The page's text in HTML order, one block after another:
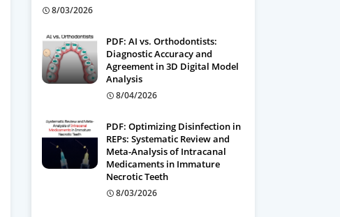
8/03/2026
PDF: AI vs. Orthodontists:
Diagnostic Accuracy and
Agreement in 3D Digital Model
Analysis
8/04/2026
PDF: Optimizing Disinfection in
REPs: Systematic Review and
Meta-Analysis of Intracanal
Medicaments in Immature
Necrotic Teeth
8/03/2026